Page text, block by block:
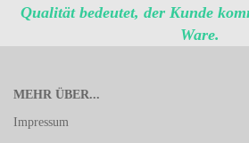
Qualität bedeutet, der Kunde
Ware.
MEHR ÜBER...
Impressum